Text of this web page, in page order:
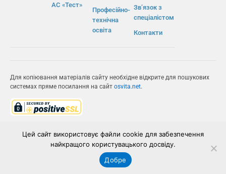
АС «Тест»
Професійно-
технічна
освіта
Зв’язок з
спеціалістом
Контакти
Для копіювання матеріалів сайту необхідне відкрите для пошукових
системах пряме посилання на сайт osvita.net.
ІВС «ОСВІТА»
Цей сайт використовує файли cookie для забезпечення
найкращого користувацького досвіду.
Добре